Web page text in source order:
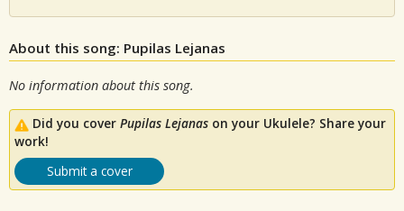
About this song: Pupilas Lejanas
No information about this song.
Did you cover Pupilas Lejanas on your Ukulele? Share your
work!
Submit a cover